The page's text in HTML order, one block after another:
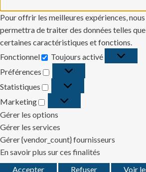
Pour offrir les meilleures expériences,
permettra de traiter des données telles
certaines caractéristiques et fonctions.
Fonctionnel
Fonctionnel
Toujours activé
Préférences
Préférences
Statistiques
Statistiques
Marketing
Marketing
Gérer les options
Gérer les services
Gérer {vendor_count} fournisseurs
En savoir plus sur ces finalités
Accepter
Refuser Voir